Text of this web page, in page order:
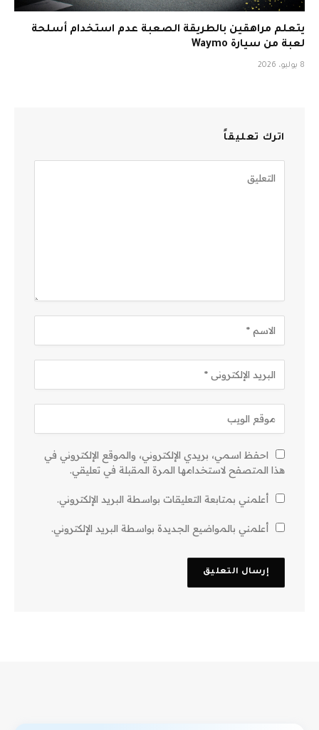
يتعلم مراهقين بالطريقة الصعبة عدم استخدام أسلحة
لعبة من سيارة Waymo
8 يوليو، 2026
اترك تعليقاً
احفظ اسمي، بريدي الإلكتروني، والموقع الإلكتروني في
هذا المتصفح لاستخدامها المرة المقبلة في تعليقي.
أعلمني بمتابعة التعليقات بواسطة البريد الإلكتروني.
أعلمني بالمواضيع الجديدة بواسطة البريد الإلكتروني.